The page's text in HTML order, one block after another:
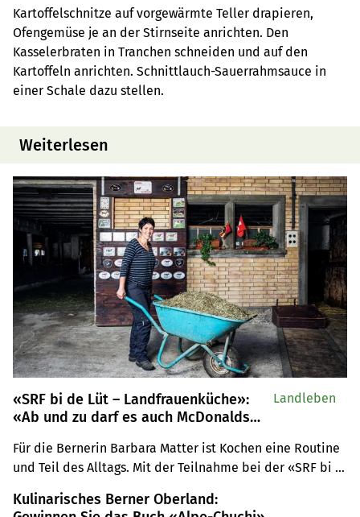
Kartoffelschnitze auf vorgewärmte Teller drapieren,
Ofengemüse je an der Stirnseite anrichten. Den
Kasselerbraten in Tranchen schneiden und auf den
Kartoffeln anrichten. Schnittlauch-Sauerrahmsauce in
einer Schale dazu stellen.
Weiterlesen
«SRF bi de Lüt – Landfrauenküche»:
«Ab und zu darf es auch McDonalds
Für die Bernerin Barbara Matter ist Kochen eine Routine
und Teil des Alltags. Mit der Teilnahme bei der «SRF bi
ihren Tellerrand schauen und suchte die
Landleben
Kulinarisches Berner Oberland: